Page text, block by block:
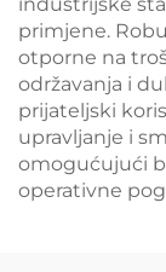
primjene.
otporne na
održavanja i
prijateljski
upravljanje i
omogućujući
operativne